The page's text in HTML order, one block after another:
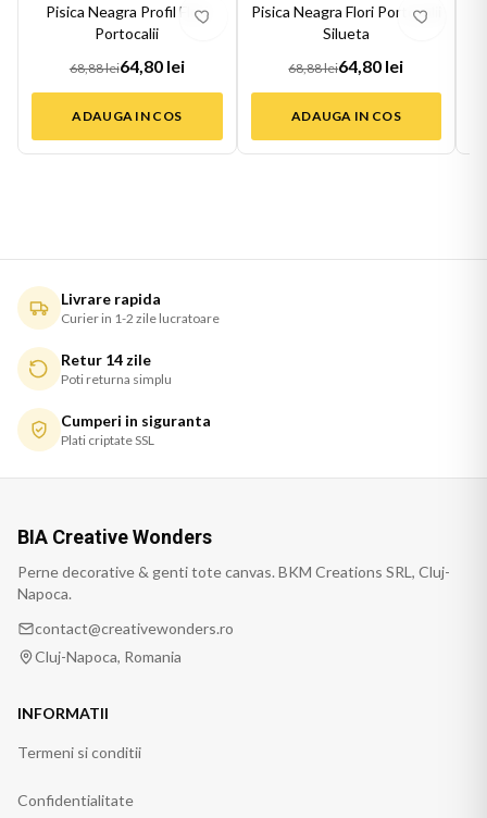
%
Pisica Neagra Profil Flori
Portocalii
68,88 lei64,80 lei
ADAUGA IN COS
6%
Pisica Neagra Flori Portocalii
Silueta
68,88 lei64,80 lei
ADAUGA IN COS
Livrare rapida
Curier in 1-2 zile lucratoare
Retur 14 zile
Poti returna simplu
Cumperi in siguranta
Plati criptate SSL
BIA Creative Wonders
Perne decorative & genti tote canvas. BKM Creations SRL, Cluj-
Napoca.
contact@creativewonders.ro
Cluj-Napoca, Romania
INFORMATII
Termeni si conditii
Confidentialitate